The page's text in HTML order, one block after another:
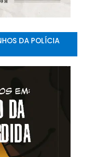
DA POLÍCIA